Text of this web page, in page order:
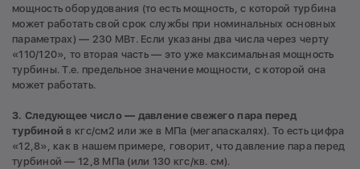
мощность оборудования (то есть мощность, с которой турбина
может работать свой срок службы при номинальных основных
параметрах) — 230 МВт. Если указаны два числа через черту
«110/120», то вторая часть — это уже максимальная мощность
турбины. Т.е. предельное значение мощности, с которой она
может работать.
3. Следующее число — давление свежего пара перед
турбиной в кгс/см2 или же в МПа (мегапаскалях). То есть цифра
«12,8», как в нашем примере, говорит, что давление пара перед
турбиной — 12,8 МПа (или 130 кгс/кв. см).